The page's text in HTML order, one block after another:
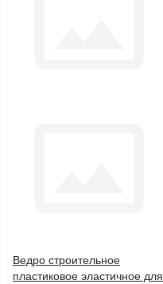
Ведро строительное
пластиковое эластичное для